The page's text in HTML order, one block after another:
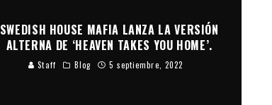
SWEDISH HOUSE MAFIA LANZA LA VERSIÓN
ALTERNA DE ‘HEAVEN TAKES YOU HOME’.
Staff Blog 5 septiembre, 2022